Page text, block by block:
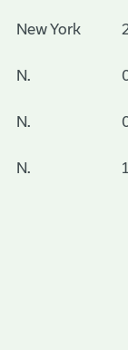
New York
N.
N.
N.